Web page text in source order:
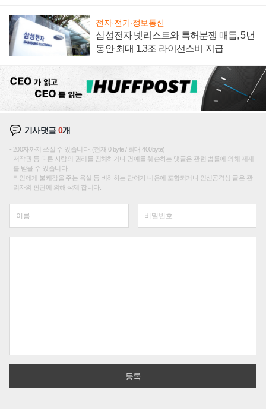
전자·전기·정보통신
삼성전자 넷리스트와 특허분쟁 매듭, 5년
동안 최대 1.3조 라이선스비 지급
기사댓글0개
200자까지 쓰실 수 있습니다. (현재 0 byte / 최대 400byte)
저작권 등 다른 사람의 권리를 침해하거나 명예를 훼손하는 댓글은 관련 법률에 의해 제재
를 받을 수 있습니다.
타인에게 불쾌감을 주는 욕설 등 비하하는 단어가 내용에 포함되거나 인신공격성 글은 관
리자의 판단에 의해 삭제 합니다.